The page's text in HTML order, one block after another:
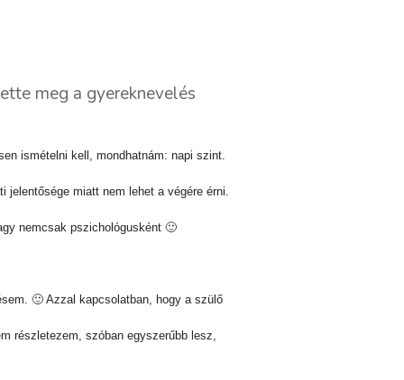
meg a gyereknevelés
ismételni kell, mondhatnám: napi szint.
miatt nem lehet a végére érni.
nemcsak pszichológusként 🙂
🙂 Azzal kapcsolatban, hogy a szülő
részletezem, szóban egyszerűbb lesz,